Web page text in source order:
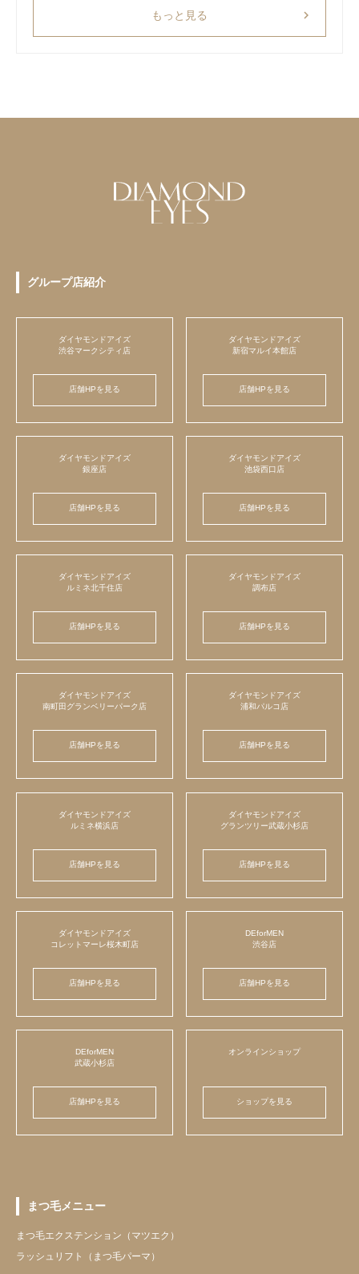
もっと見る chevron_right
グループ店紹介
ダイヤモンドアイズ
渋谷マークシティ店
店舗HPを見る
ダイヤモンドアイズ
新宿マルイ本館店
店舗HPを見る
ダイヤモンドアイズ
銀座店
店舗HPを見る
ダイヤモンドアイズ
池袋西口店
店舗HPを見る
ダイヤモンドアイズ
ルミネ北千住店
店舗HPを見る
ダイヤモンドアイズ
調布店
店舗HPを見る
ダイヤモンドアイズ
南町田グランベリーパーク店
店舗HPを見る
ダイヤモンドアイズ
浦和パルコ店
店舗HPを見る
ダイヤモンドアイズ
ルミネ横浜店
店舗HPを見る
ダイヤモンドアイズ
グランツリー武蔵小杉店
店舗HPを見る
ダイヤモンドアイズ
コレットマーレ桜木町店
店舗HPを見る
DEforMEN
渋谷店
店舗HPを見る
DEforMEN
武蔵小杉店
店舗HPを見る
オンラインショップ
ショップを見る
まつ毛メニュー
まつ毛エクステンション（マツエク）
ラッシュリフト（まつ毛パーマ）